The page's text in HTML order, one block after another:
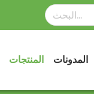
المنتجات المدونات